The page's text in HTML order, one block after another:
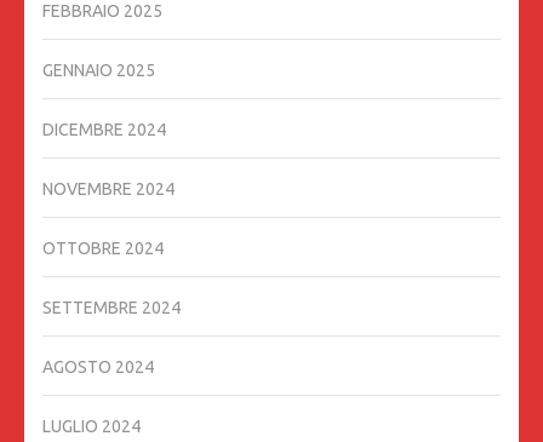
FEBBRAIO 2025
GENNAIO 2025
DICEMBRE 2024
NOVEMBRE 2024
OTTOBRE 2024
SETTEMBRE 2024
AGOSTO 2024
LUGLIO 2024